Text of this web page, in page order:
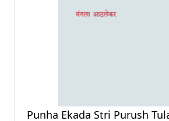
Punha Ekada Stri Purush